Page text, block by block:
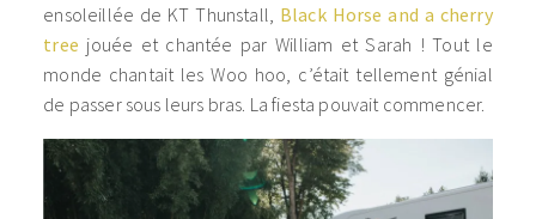
ensoleillée de KT Thunstall, Black Horse and a cherry
tree jouée et chantée par William et Sarah ! Tout le
monde chantait les Woo hoo, c’était tellement génial
de passer sous leurs bras. La fiesta pouvait commencer.